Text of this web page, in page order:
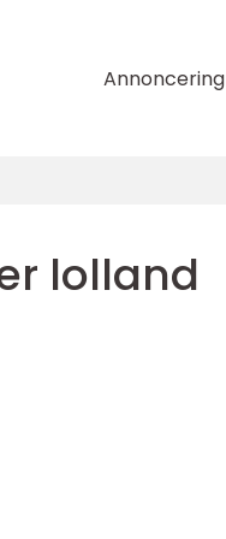
Annoncering
lolland